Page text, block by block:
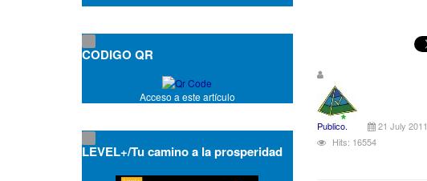
Publico.
21 July 2011
Hits: 16554
CODIGO QR
Acceso a este artículo
LEVEL+/Tu camino a la prosperidad